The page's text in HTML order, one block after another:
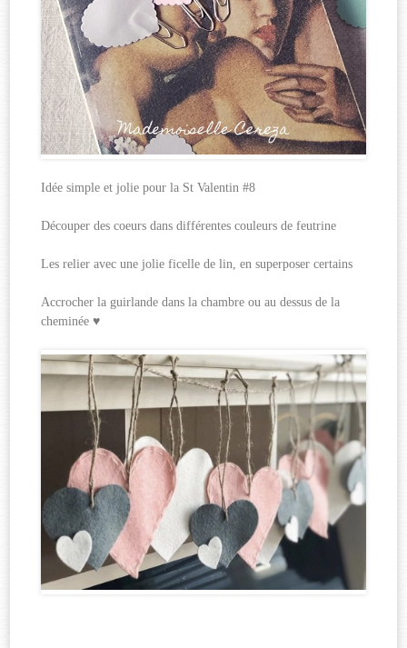
Idée simple et jolie pour la St Valentin #8
Découper des coeurs dans différentes couleurs de feutrine
Les relier avec une jolie ficelle de lin, en superposer certains
Accrocher la guirlande dans la chambre ou au dessus de la
cheminée ♥